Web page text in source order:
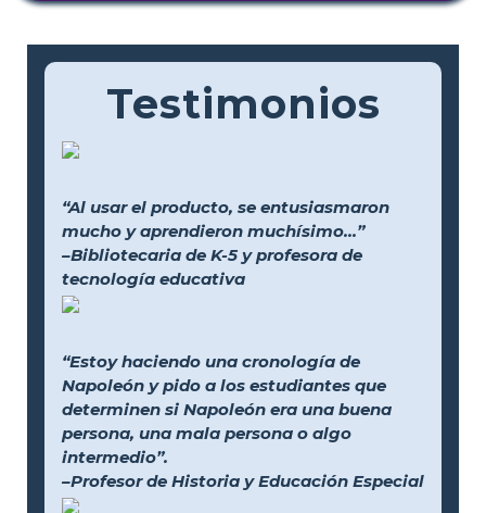
Testimonios
“Al usar el producto, se entusiasmaron
mucho y aprendieron muchísimo...”
–Bibliotecaria de K-5 y profesora de
tecnología educativa
“Estoy haciendo una cronología de
Napoleón y pido a los estudiantes que
determinen si Napoleón era una buena
persona, una mala persona o algo
intermedio”.
–Profesor de Historia y Educación Especial